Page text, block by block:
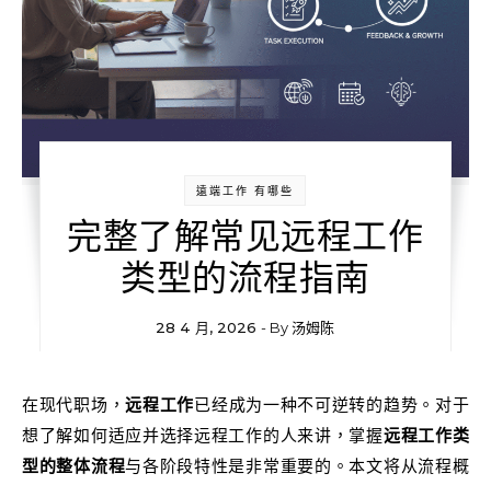
遠端工作 有哪些
完整了解常见远程工作
类型的流程指南
28 4 月, 2026 - By汤姆陈
在现代职场，远程工作已经成为一种不可逆转的趋势。对于
想了解如何适应并选择远程工作的人来讲，掌握远程工作类
型的整体流程与各阶段特性是非常重要的。本文将从流程概